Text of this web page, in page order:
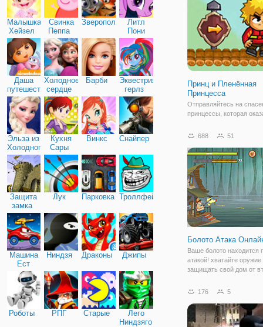
Малышка
Хейзел
Свинка
Пеппа
Зверополис
Литл
Пони
Дружба
Даша
путешественница
Холодное
сердце
Барби
Эквестрия
герлз
Эльза из
Холодного
сердца
Кухня
Сары
Винкс Снайпер
Защита
замка
Лук Парковка Троллфейс
Машина
Ест
Машину
Ниндзя Драконы Джипы
Роботы РПГ Старые
Лего
Ниндзяго
персонаж
Принц и Пленённая
Принцесса
Отправляйтесь на
принцессы, которая
Пленённая Принцесса".
который не боится
пройти через все
чтобы
688 51
Болото Атака
Ваше болото находится
атакой! хватайте оружие
защищать свой дом от
- стиле монстров,
придумать стратегию!
оружия бить
176 5